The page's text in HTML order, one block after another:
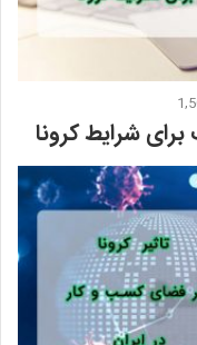
شرایط کرونا